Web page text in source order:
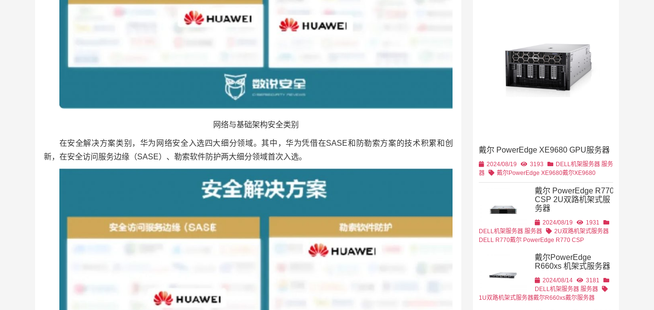
网络与基础架构安全类别
在安全解决方案类别，华为网络安全入选四大细分领域。其中，华为凭借在SASE和防勒索方案的技术积累和创
新，在安全访问服务边缘（SASE）、勒索软件防护两大细分领域首次入选。
戴尔 PowerEdge XE9680 GPU服务器
2024/08/19 3193 DELL机架服务器 服务
器
戴尔PowerEdge XE9680戴尔XE9680
戴尔 PowerEdge R770
CSP 2U双路机架式服
务器
2024/08/19
1931
DELL机架服务器 服务器
2U双路机架式服务器
DELL R770戴尔 PowerEdge R770 CSP
戴尔PowerEdge
R660xs 机架式服务器
2024/08/14
3181
DELL机架服务器 服务器
1U双路机架式服务器戴尔R660xs戴尔服务器